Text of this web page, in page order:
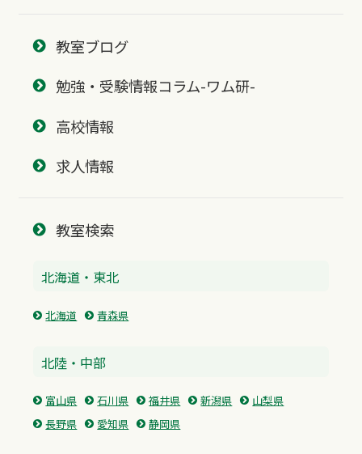
教室ブログ
勉強・受験情報コラム-ワム研-
高校情報
求人情報
教室検索
北海道・東北
北海道 青森県
北陸・中部
富山県 石川県 福井県 新潟県
山梨県
長野県
愛知県 静岡県